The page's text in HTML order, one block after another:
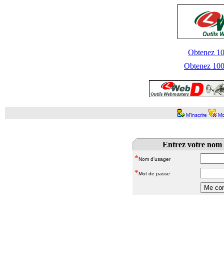
Obtenez
Obtenez
M'inscrire
Entrez votre nom
*Nom d'usager
*Mot de passe